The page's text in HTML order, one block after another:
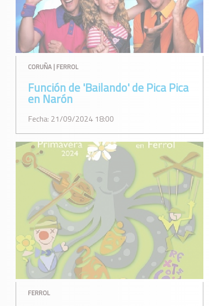
CORUÑA | FERROL
Función de 'Bailando' de Pica Pica
en Narón
Fecha: 21/09/2024 18:00
FERROL